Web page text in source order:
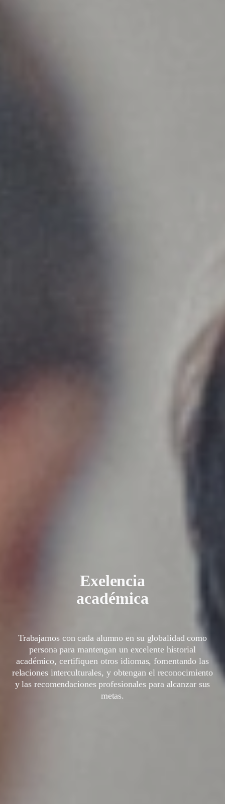
Exelencia
académica
Trabajamos con cada alumno en su globalidad como
persona para mantengan un excelente historial
académico, certifiquen otros idiomas, fomentando las
relaciones interculturales, y obtengan el reconocimiento
y las recomendaciones profesionales para alcanzar sus
metas.